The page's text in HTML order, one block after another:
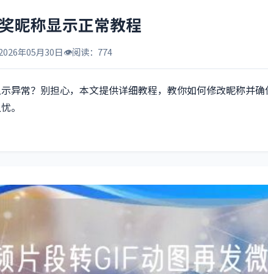
昵称显示正常教程
年05月30日👁️阅读：774
异常？别担心，本文提供详细教程，教你如何修改昵称并
。